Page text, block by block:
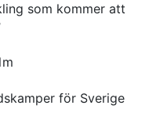
som kommer att
för Sverige